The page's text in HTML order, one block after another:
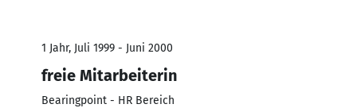
1 Jahr, Juli 1999 - Juni 2000
freie Mitarbeiterin
Bearingpoint - HR Bereich